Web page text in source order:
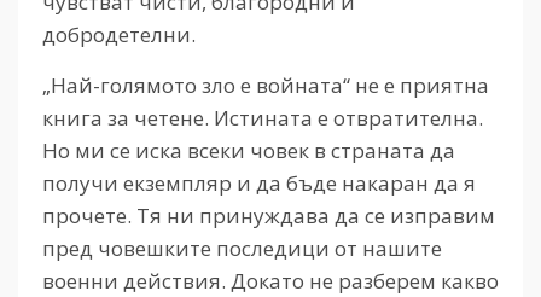
добродетелни.
„Най-голямото зло е войната“ не е приятна
книга за четене. Истината е отвратителна.
Но ми се иска всеки човек в страната да
получи екземпляр и да бъде накаран да я
прочете. Тя ни принуждава да се изправим
пред човешките последици от нашите
военни действия. Докато не разберем какво